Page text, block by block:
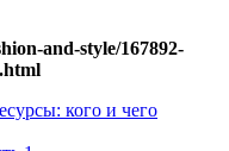
and-style/167892-
кого и чего